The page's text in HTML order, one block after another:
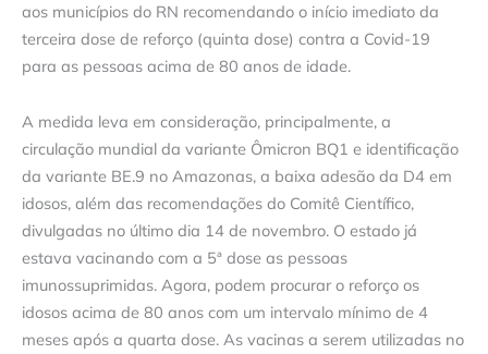
aos municípios do RN recomendando o início imediato da
terceira dose de reforço (quinta dose) contra a Covid-19
para as pessoas acima de 80 anos de idade.
A medida leva em consideração, principalmente, a
circulação mundial da variante Ômicron BQ1 e identificação
da variante BE.9 no Amazonas, a baixa adesão da D4 em
idosos, além das recomendações do Comitê Científico,
divulgadas no último dia 14 de novembro. O estado já
estava vacinando com a 5ª dose as pessoas
imunossuprimidas. Agora, podem procurar o reforço os
idosos acima de 80 anos com um intervalo mínimo de 4
meses após a quarta dose. As vacinas a serem utilizadas no